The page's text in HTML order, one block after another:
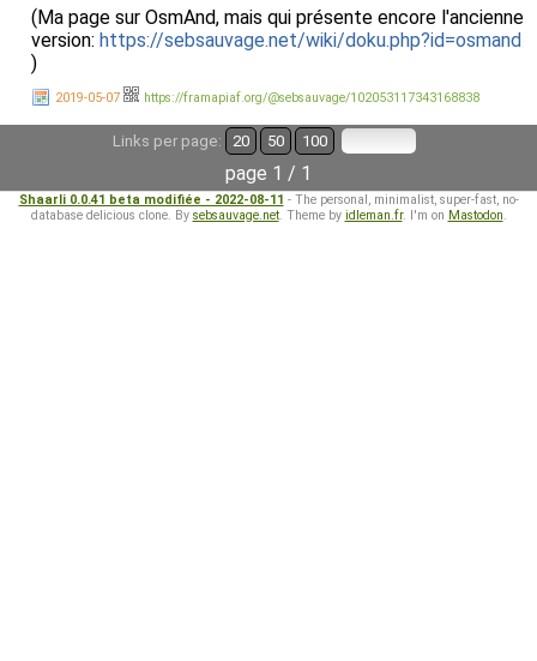
(Ma page sur OsmAnd, mais qui présente encore l'ancienne
version: https://sebsauvage.net/wiki/doku.php?id=osmand
)
2019-05-07 https://framapiaf.org/@sebsauvage/102053117343168838
Links per page: 20 50 100
page 1 / 1
Shaarli 0.0.41 beta modifiée - 2022-08-11 - The personal, minimalist, super-fast, no-
database delicious clone. By sebsauvage.net. Theme by idleman.fr. I'm on Mastodon.